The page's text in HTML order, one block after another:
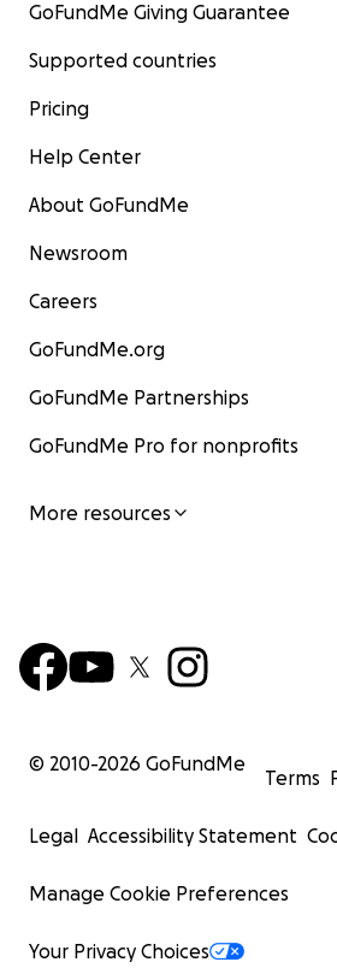
GoFundMe Giving Guarantee
Supported countries
Pricing
Help Center
About GoFundMe
Newsroom
Careers
GoFundMe.org
GoFundMe Partnerships
GoFundMe Pro for nonprofits
More resources
© 2010-2026 GoFundMe
Terms
Legal Accessibility Statement
Manage Cookie Preferences
Your Privacy Choices